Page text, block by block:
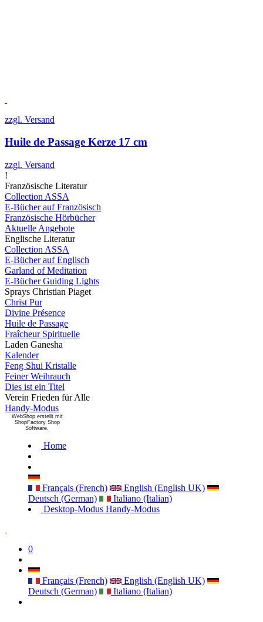
zzgl. Versand
Huile de Passage Kerze 17 cm
zzgl. Versand
!
Französische Literatur
Collection ASSA
E-Bücher auf Französisch
Französische Hörbücher
Aktuelle Angebote
Englische Literatur
Collection ASSA
E-Bücher auf Englisch
Garland of Meditation
E-Bücher Guiding Lights
Sprays Christian Piaget
Christ Pur
Divine Présence
Huile de Passage
Fraîcheur Spirituelle
Laden Ganesha
Kalender
Feng Shui Kristalle
Feiner Weihrauch
Dies ist ein Titel
Verein Frieden für Alle
Handy-Modus
WebShop erstellt mit
ShopFactory Shop
Software.
Home
Français (French)
English (English UK)
Deutsch (German)
Italiano (Italian)
Desktop-Modus Handy-Modus
0
Français (French)
English (English UK)
Deutsch (German)
Italiano (Italian)